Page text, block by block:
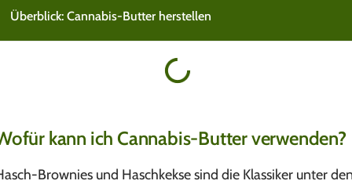
Überblick: Cannabis-Butter herstellen
kann ich Cannabis-Butter verwenden?
Brownies und Haschkekse sind die Klassiker unter